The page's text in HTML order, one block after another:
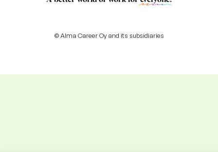
© Alma Career Oy and its subsidiaries